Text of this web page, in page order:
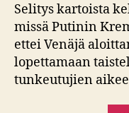
Selitys kartoista
missä Putinin
ettei Venäjä
lopettamaan
tunkeutujien